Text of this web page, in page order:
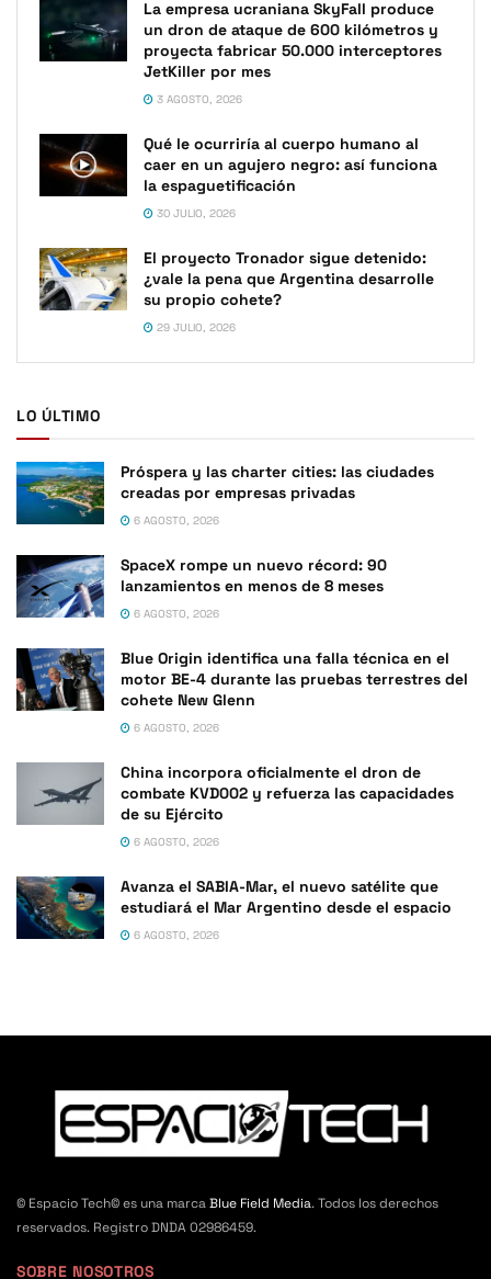
La empresa ucraniana SkyFall produce
un dron de ataque de 600 kilómetros y
proyecta fabricar 50.000 interceptores
JetKiller por mes
3 AGOSTO, 2026
Qué le ocurriría al cuerpo humano al
caer en un agujero negro: así funciona
la espaguetificación
30 JULIO, 2026
El proyecto Tronador sigue detenido:
¿vale la pena que Argentina desarrolle
su propio cohete?
29 JULIO, 2026
LO ÚLTIMO
Próspera y las charter cities: las ciudades
creadas por empresas privadas
6 AGOSTO, 2026
SpaceX rompe un nuevo récord: 90
lanzamientos en menos de 8 meses
6 AGOSTO, 2026
Blue Origin identifica una falla técnica en el
motor BE-4 durante las pruebas terrestres del
cohete New Glenn
6 AGOSTO, 2026
China incorpora oficialmente el dron de
combate KVD002 y refuerza las capacidades
de su Ejército
6 AGOSTO, 2026
Avanza el SABIA-Mar, el nuevo satélite que
estudiará el Mar Argentino desde el espacio
6 AGOSTO, 2026
© Espacio Tech© es una marcaBlue Field Media. Todos los derechos
reservados. Registro DNDA 02986459.
SOBRE NOSOTROS